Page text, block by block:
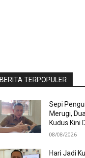
BERITA TERPOPULER
Sepi
Merugi,
Kudus Kini
08/08/2026
Hari Jadi